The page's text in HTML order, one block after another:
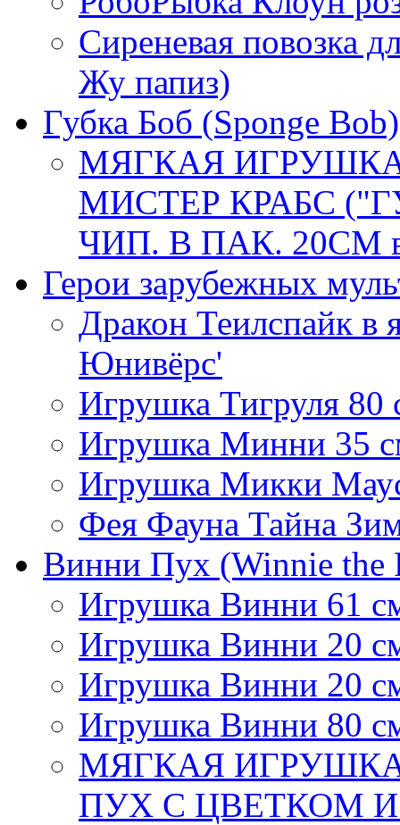
Сиреневая повозка
Жу папиз)
Губка Боб (Sponge Bob)
МЯГКАЯ
МИСТЕР КРАБС
ЧИП. В ПАК. 20СМ в
Герои зарубежных
Дракон Теилспайк в
Юнивёрс'
Игрушка Тигруля 80
Игрушка Минни 35
Игрушка Микки
Фея Фауна Тайна
Винни Пух (Winnie the
Игрушка Винни 61
Игрушка Винни 20
Игрушка Винни 20
Игрушка Винни 80
МЯГКАЯ
ПУХ С ЦВЕТКОМ